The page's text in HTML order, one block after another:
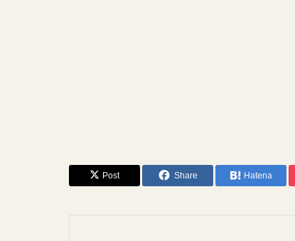
Post Share Hatena